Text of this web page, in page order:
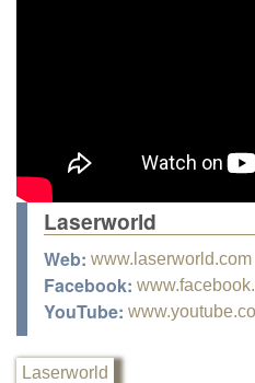
Laserworld
Web: www.laserworld.com
Facebook:
YouTube:
Laserworld